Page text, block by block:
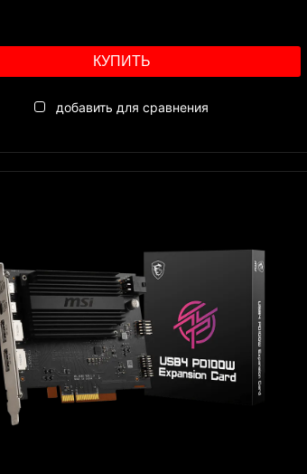
КУПИТЬ
добавить для сравнения